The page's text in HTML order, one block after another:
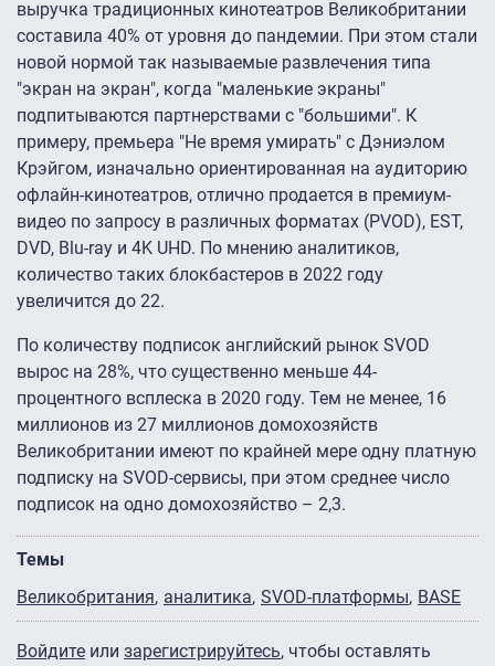
выручка традиционных кинотеатров Великобритании
составила 40% от уровня до пандемии. При этом стали
новой нормой так называемые развлечения типа
"экран на экран", когда "маленькие экраны"
подпитываются партнерствами с "большими". К
примеру, премьера "Не время умирать" с Дэниэлом
Крэйгом, изначально ориентированная на аудиторию
офлайн-кинотеатров, отлично продается в премиум-
видео по запросу в различных форматах (PVOD), EST,
DVD, Blu-ray и 4K UHD. По мнению аналитиков,
количество таких блокбастеров в 2022 году
увеличится до 22.
По количеству подписок английский рынок SVOD
вырос на 28%, что существенно меньше 44-
процентного всплеска в 2020 году. Тем не менее, 16
миллионов из 27 миллионов домохозяйств
Великобритании имеют по крайней мере одну платную
подписку на SVOD-сервисы, при этом среднее число
подписок на одно домохозяйство – 2,3.
Темы
Великобритания аналитика SVOD-платформы BASE
Войдите или зарегистрируйтесь, чтобы оставлять